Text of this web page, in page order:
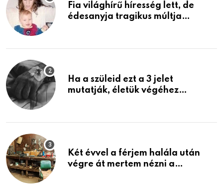
Fia világhírű híresség lett, de
édesanyja tragikus múltja
Ha a szüleid ezt a 3 jelet
mutatják, életük végéhez
Két évvel a férjem halála után
végre át mertem nézni a